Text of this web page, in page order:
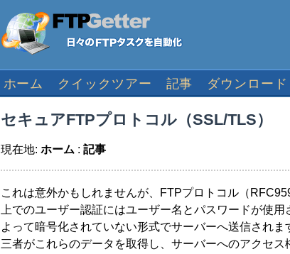
ホーム クイックツアー 記事 ダウンロード
セキュアFTPプロトコル（SSL/TLS）
現在地: ホーム : 記事
これは意外かもしれませんが、FTPプロトコル（
上でのユーザー認証にはユーザー名とパスワードが使
よって暗号化されていない形式でサーバーへ送信され
三者がこれらのデータを取得し、サーバーへのアクセ